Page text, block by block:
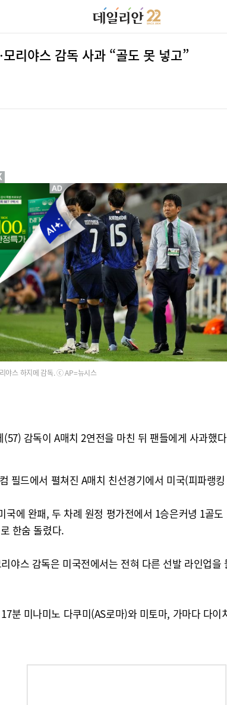
리야스 감독 사과 “골도 못 넣고”
야스 하지메 감독. ⓒ AP=뉴시스
감독이 A매치 2연전을 마친 뒤 팬들에게 사과했
필드에서 펼쳐진 A매치 친선경기에서 미국(피파랭
에 완패, 두 차례 원정 평가전에서 1승은커녕 1골
한숨 돌렸다.
야스 감독은 미국전에서는 전혀 다른 선발 라인업
분 미나미노 다쿠미(AS로마)와 미토마, 가마다 다